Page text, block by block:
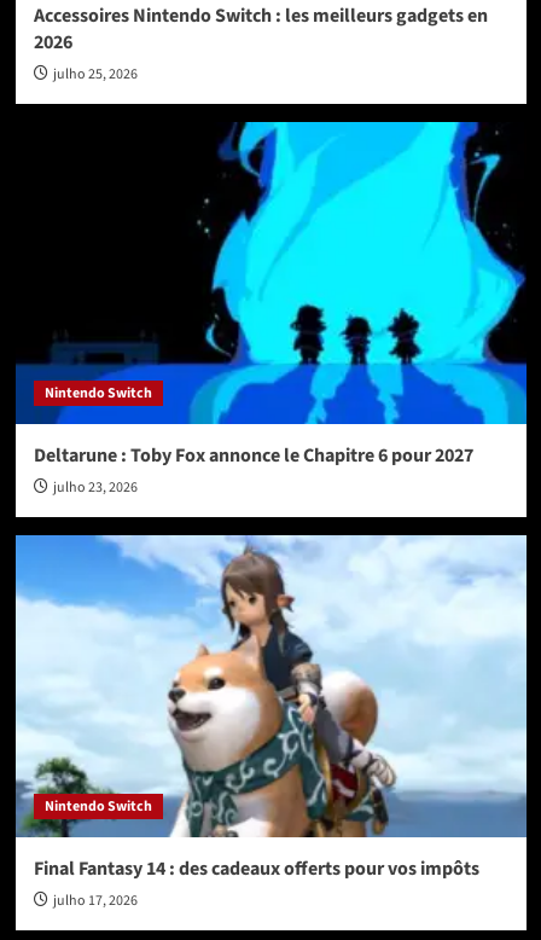
Accessoires Nintendo Switch : les meilleurs gadgets en
2026
julho 25, 2026
Nintendo Switch
Deltarune : Toby Fox annonce le Chapitre 6 pour 2027
julho 23, 2026
Nintendo Switch
Final Fantasy 14 : des cadeaux offerts pour vos impôts
julho 17, 2026